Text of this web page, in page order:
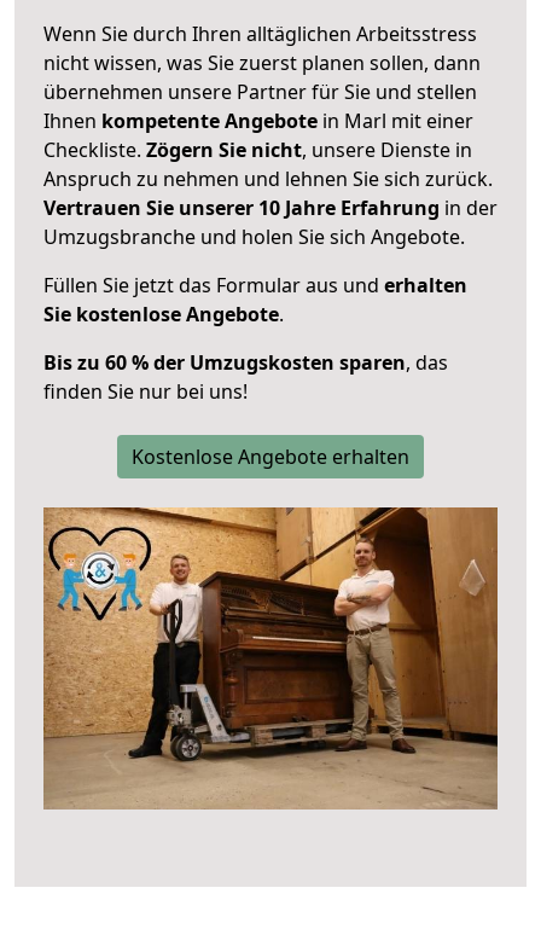
Wenn Sie durch Ihren alltäglichen Arbeitsstress
nicht wissen, was Sie zuerst planen sollen, dann
übernehmen unsere Partner für Sie und stellen
Ihnen kompetente Angebote in Marl mit einer
Checkliste. Zögern Sie nicht, unsere Dienste in
Anspruch zu nehmen und lehnen Sie sich zurück.
Vertrauen Sie unserer 10 Jahre Erfahrung in der
Umzugsbranche und holen Sie sich Angebote.
Füllen Sie jetzt das Formular aus und erhalten
Sie kostenlose Angebote.
Bis zu 60 % der Umzugskosten sparen, das
finden Sie nur bei uns!
Kostenlose Angebote erhalten